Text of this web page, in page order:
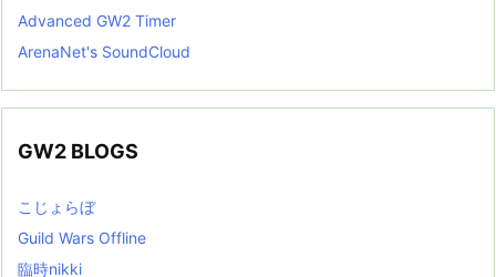
Advanced GW2 Timer
ArenaNet's SoundCloud
GW2 BLOGS
こじょらぼ
Guild Wars Offline
臨時nikki